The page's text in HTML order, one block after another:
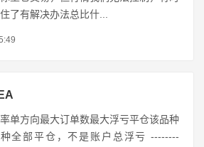
了有解决办法总比什...
单方向最大订单数最大浮亏平仓该品种
全部平仓，不是账户总浮亏 --------